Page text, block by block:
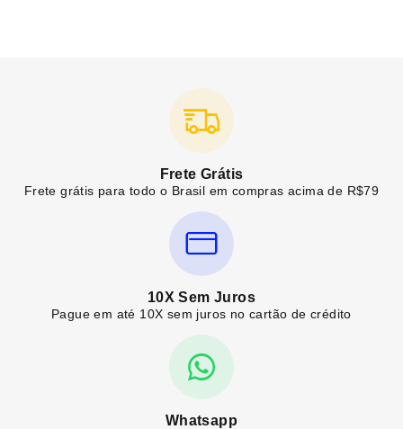
Frete Grátis
Frete grátis para todo o Brasil em compras acima de R$79
10X Sem Juros
Pague em até 10X sem juros no cartão de crédito
Whatsapp